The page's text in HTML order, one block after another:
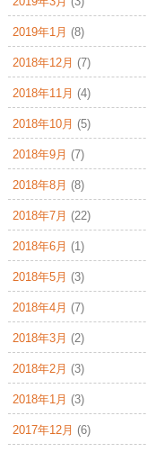
2019年1月 (8)
2018年12月 (7)
2018年11月 (4)
2018年10月 (5)
2018年9月 (7)
2018年8月 (8)
2018年7月 (22)
2018年6月 (1)
2018年5月 (3)
2018年4月 (7)
2018年3月 (2)
2018年2月 (3)
2018年1月 (3)
2017年12月 (6)